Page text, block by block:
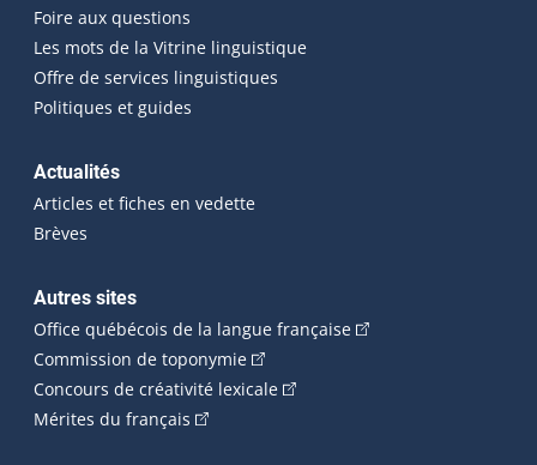
Foire aux questions
Les mots de la Vitrine linguistique
Offre de services linguistiques
Politiques et guides
Actualités
Articles et fiches en vedette
Brèves
Autres sites
Office québécois de la langue française(Cet hyperlien
Commission de toponymie(Cet hyperlien externe s'ouvrira
Concours de créativité lexicale(Cet hyperlien externe
Mérites du français (Cet hyperlien externe s'ouvrira dans une